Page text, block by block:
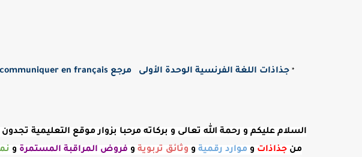
* جذاذات اللغة الفرنسية الوحدة الأولى مرجع Pour communiquer en français المستوى الرابع ابتدائي 2023.2024
السلام عليكم و رحمة الله تعالى و بركاته مرحبا بزوار موقع التعليمية
من جذاذات و موارد رقمية و وثائق تربوية و فروض المراقبة المستمرة و